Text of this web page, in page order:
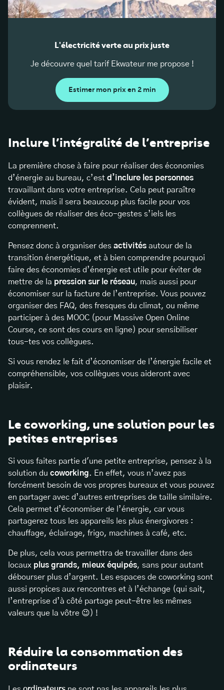
L'électricité verte au prix juste
Je découvre quel tarif Ekwateur me propose !
Estimer mon prix en 2 min
Inclure l’intégralité de l’entreprise
La première chose à faire pour réaliser des économies
d’énergie au bureau, c’est d’inclure les personnes
travaillant dans votre entreprise. Cela peut paraître
évident, mais il sera beaucoup plus facile pour vos
collègues de réaliser des éco-gestes s’iels les
comprennent.
Pensez donc à organiser des activités autour de la
transition énergétique, et à bien comprendre pourquoi
faire des économies d’énergie est utile pour éviter de
mettre de la pression sur le réseau, mais aussi pour
économiser sur la facture de l’entreprise. Vous pouvez
organiser des FAQ, des fresques du climat, ou même
participer à des MOOC (pour Massive Open Online
Course, ce sont des cours en ligne) pour sensibiliser
tous-tes vos collègues.
Si vous rendez le fait d’économiser de l’énergie facile et
compréhensible, vos collègues vous aideront avec
plaisir.
Le coworking, une solution pour les
petites entreprises
Si vous faites partie d'une petite entreprise, pensez à la
solution du coworking. En effet, vous n’avez pas
forcément besoin de vos propres bureaux et vous pouvez
en partager avec d’autres entreprises de taille similaire.
Cela permet d’économiser de l’énergie, car vous
partagerez tous les appareils les plus énergivores :
chauffage, éclairage, frigo, machines à café, etc.
De plus, cela vous permettra de travailler dans des
locaux plus grands, mieux équipés, sans pour autant
débourser plus d’argent. Les espaces de coworking sont
aussi propices aux rencontres et à l’échange (qui sait,
l’entreprise d’à côté partage peut-être les mêmes
valeurs que la vôtre 😉) !
Réduire la consommation des
ordinateurs